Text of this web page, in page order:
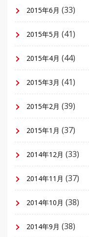
2015年6月 (33)
2015年5月 (41)
2015年4月 (44)
2015年3月 (41)
2015年2月 (39)
2015年1月 (37)
2014年12月 (33)
2014年11月 (37)
2014年10月 (38)
2014年9月 (38)